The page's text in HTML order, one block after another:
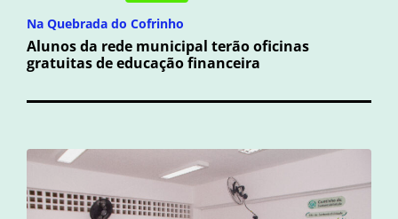
Na Quebrada do Cofrinho
Alunos da rede municipal terão oficinas
gratuitas de educação financeira